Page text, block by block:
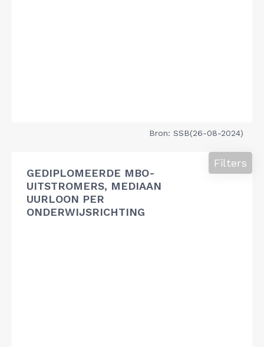
Bron: SSB(26-08-2024)
GEDIPLOMEERDE MBO-
UITSTROMERS, MEDIAAN
UURLOON PER
ONDERWIJSRICHTING
Filters